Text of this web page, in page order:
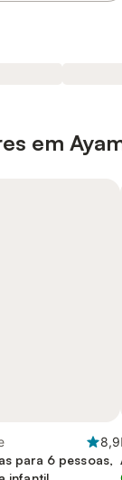
em
8,9
para 6 pessoas,